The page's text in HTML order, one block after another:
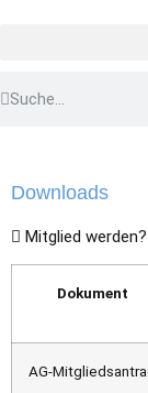
Downloads
Mitglied werden?
Dokument
AG-